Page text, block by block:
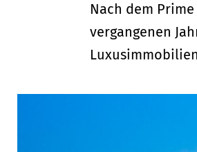
Nach dem
vergangenen